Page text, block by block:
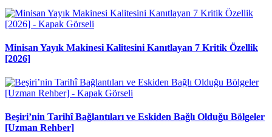
Minisan Yayık Makinesi Kalitesini Kanıtlayan 7 Kritik Özellik
[2026]
Beşiri’nin Tarihî Bağlantıları ve Eskiden Bağlı Olduğu Bölgeler
[Uzman Rehber]